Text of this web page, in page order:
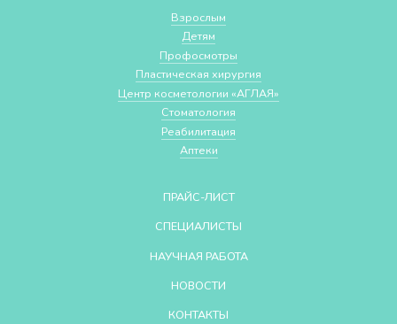
Взрослым
Детям
Профосмотры
Пластическая хирургия
Центр косметологии «АГЛАЯ»
Стоматология
Реабилитация
Аптеки
ПРАЙС-ЛИСТ
СПЕЦИАЛИСТЫ
НАУЧНАЯ РАБОТА
НОВОСТИ
КОНТАКТЫ